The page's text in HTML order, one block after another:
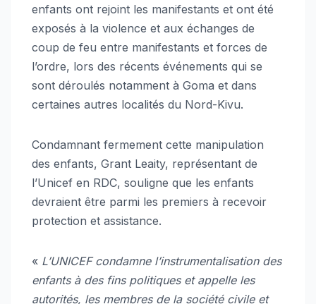
enfants ont rejoint les manifestants et ont été
exposés à la violence et aux échanges de
coup de feu entre manifestants et forces de
l’ordre, lors des récents événements qui se
sont déroulés notamment à Goma et dans
certaines autres localités du Nord-Kivu.
Condamnant fermement cette manipulation
des enfants, Grant Leaity, représentant de
l’Unicef en RDC, souligne que les enfants
devraient être parmi les premiers à recevoir
protection et assistance.
« L’UNICEF condamne l’instrumentalisation des
enfants à des fins politiques et appelle les
autorités, les membres de la société civile et